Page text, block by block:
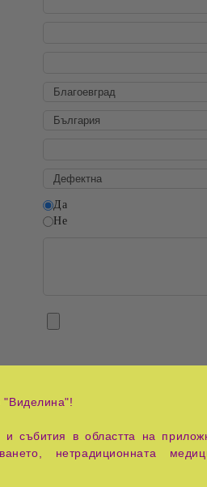
Да
Не
"Виделина"!
в областта на
нетрадиционната